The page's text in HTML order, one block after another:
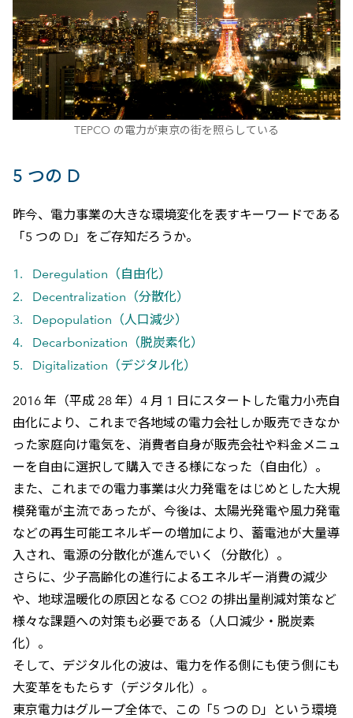
TEPCO の電力が東京の街を照らしている
5 つの D
昨今、電力事業の大きな環境変化を表すキーワードである
「5 つの D」をご存知だろうか。
Deregulation（自由化）
Decentralization（分散化）
Depopulation（人口減少）
Decarbonization（脱炭素化）
Digitalization（デジタル化）
2016 年（平成 28 年）4 月 1 日にスタートした電力小売自
由化により、これまで各地域の電力会社しか販売できなか
った家庭向け電気を、消費者自身が販売会社や料金メニュ
ーを自由に選択して購入できる様になった（自由化）。
また、これまでの電力事業は火力発電をはじめとした大規
模発電が主流であったが、今後は、太陽光発電や風力発電
などの再生可能エネルギーの増加により、蓄電池が大量導
入され、電源の分散化が進んでいく（分散化）。
さらに、少子高齢化の進行によるエネルギー消費の減少
や、地球温暖化の原因となる CO2 の排出量削減対策など
様々な課題への対策も必要である（人口減少・脱炭素
化）。
そして、デジタル化の波は、電力を作る側にも使う側にも
大変革をもたらす（デジタル化）。
東京電力はグループ全体で、この「5 つの D」という環境